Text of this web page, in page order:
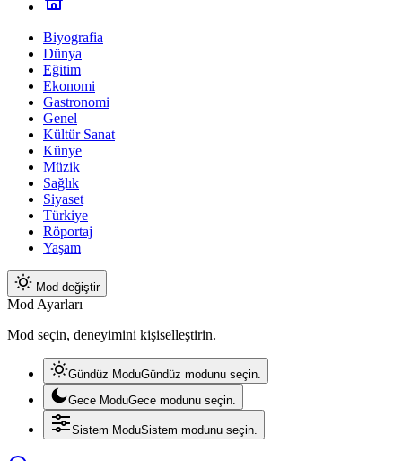
Biyografia
Dünya
Eğitim
Ekonomi
Gastronomi
Genel
Kültür Sanat
Künye
Müzik
Sağlık
Siyaset
Türkiye
Röportaj
Yaşam
Mod değiştir
Mod Ayarları
Mod seçin, deneyimini kişiselleştirin.
Gündüz ModuGündüz modunu seçin.
Gece ModuGece modunu seçin.
Sistem ModuSistem modunu seçin.